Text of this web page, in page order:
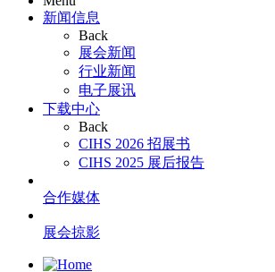
新闻信息
Back
展会新闻
行业新闻
电子展讯
下载中心
Back
CIHS 2026 招展书
CIHS 2025 展后报告
合作媒体
展会掠影